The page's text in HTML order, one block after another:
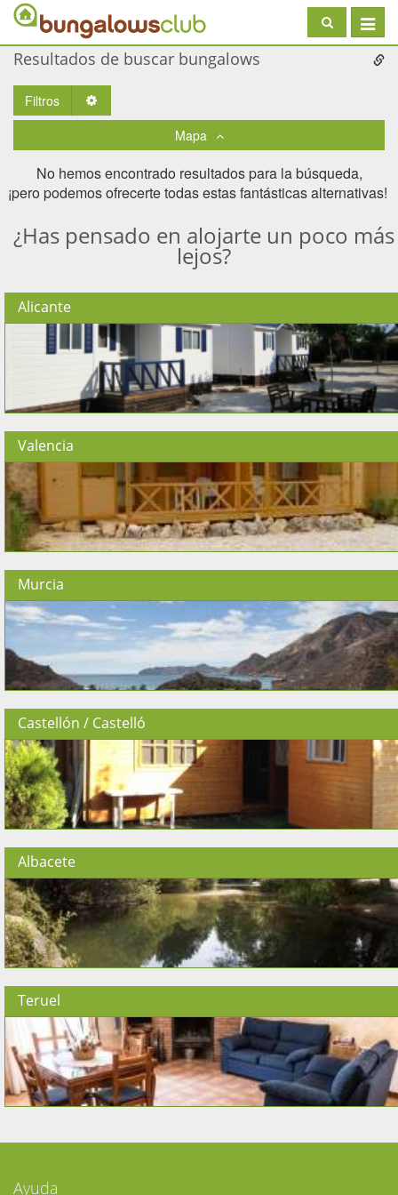
Toggle
Resultados de buscar bungalows
Filtros
Mapa
No hemos encontrado resultados para la búsqueda,
¡pero podemos ofrecerte todas estas fantásticas alternativas! ​
¿Has pensado en alojarte un poco más
lejos?
Alicante
Valencia
Murcia
Castellón / Castelló
Albacete
Teruel
Ayuda